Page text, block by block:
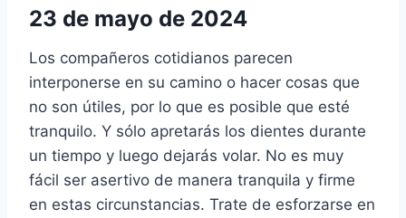
23 de mayo de 2024
Los compañeros cotidianos parecen
interponerse en su camino o hacer cosas que
no son útiles, por lo que es posible que esté
tranquilo. Y sólo apretarás los dientes durante
un tiempo y luego dejarás volar. No es muy
fácil ser asertivo de manera tranquila y firme
en estas circunstancias. Trate de esforzarse en